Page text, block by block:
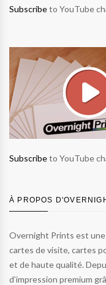
Subscribeto YouTube
Subscribeto YouTube
À PROPOS
Overnight Prints est
cartes de visite, cartes
et de haute qualité.
d’impression premium